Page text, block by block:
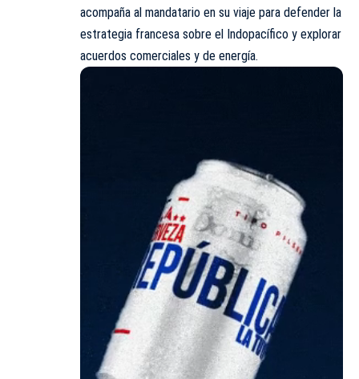
acompaña al mandatario en su viaje para defender la
estrategia francesa sobre el Indopacífico y explorar
acuerdos comerciales y de energía.